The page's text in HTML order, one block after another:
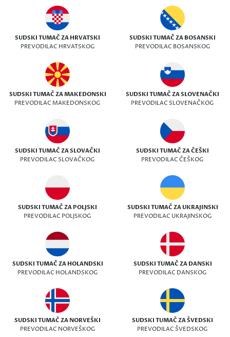
SUDSKI TUMAČ ZA HRVATSKI
PREVODILAC HRVATSKOG
SUDSKI TUMAČ ZA BOSANSKI
PREVODILAC BOSANSKOG
SUDSKI TUMAČ ZA MAKEDONSKI
PREVODILAC MAKEDONSKOG
SUDSKI TUMAČ ZA SLOVENAČKI
PREVODILAC SLOVENAČKOG
SUDSKI TUMAČ ZA SLOVAČKI
PREVODILAC SLOVAČKOG
SUDSKI TUMAČ ZA ČEŠKI
PREVODILAC ČEŠKOG
SUDSKI TUMAČ ZA POLJSKI
PREVODILAC POLJSKOG
SUDSKI TUMAČ ZA UKRAJINSKI
PREVODILAC UKRAJINSKOG
SUDSKI TUMAČ ZA HOLANDSKI
PREVODILAC HOLANDSKOG
SUDSKI TUMAČ ZA DANSKI
PREVODILAC DANSKOG
SUDSKI TUMAČ ZA NORVEŠKI
PREVODILAC NORVEŠKOG
SUDSKI TUMAČ ZA ŠVEDSKI
PREVODILAC ŠVEDSKOG